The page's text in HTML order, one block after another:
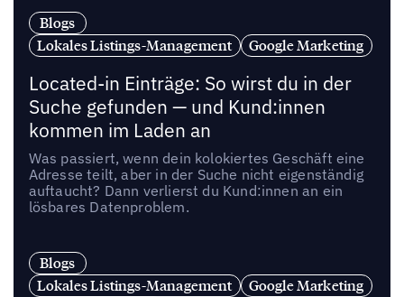
Blogs
Lokales Listings-Management
Google Marketing
Located-in Einträge: So wirst du in der
Suche gefunden — und Kund:innen
kommen im Laden an
Was passiert, wenn dein kolokiertes Geschäft eine
Adresse teilt, aber in der Suche nicht eigenständig
auftaucht? Dann verlierst du Kund:innen an ein
lösbares Datenproblem.
Blogs
Lokales Listings-Management
Google Marketing